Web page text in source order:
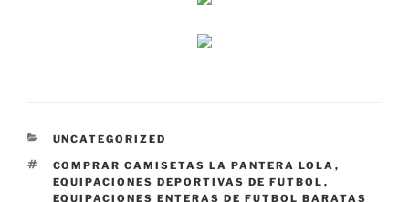
CATEGORÍAS
UNCATEGORIZED
ETIQUETAS
COMPRAR CAMISETAS LA PANTERA LOLA ,
EQUIPACIONES DEPORTIVAS DE FUTBOL ,
EQUIPACIONES ENTERAS DE FUTBOL BARATAS